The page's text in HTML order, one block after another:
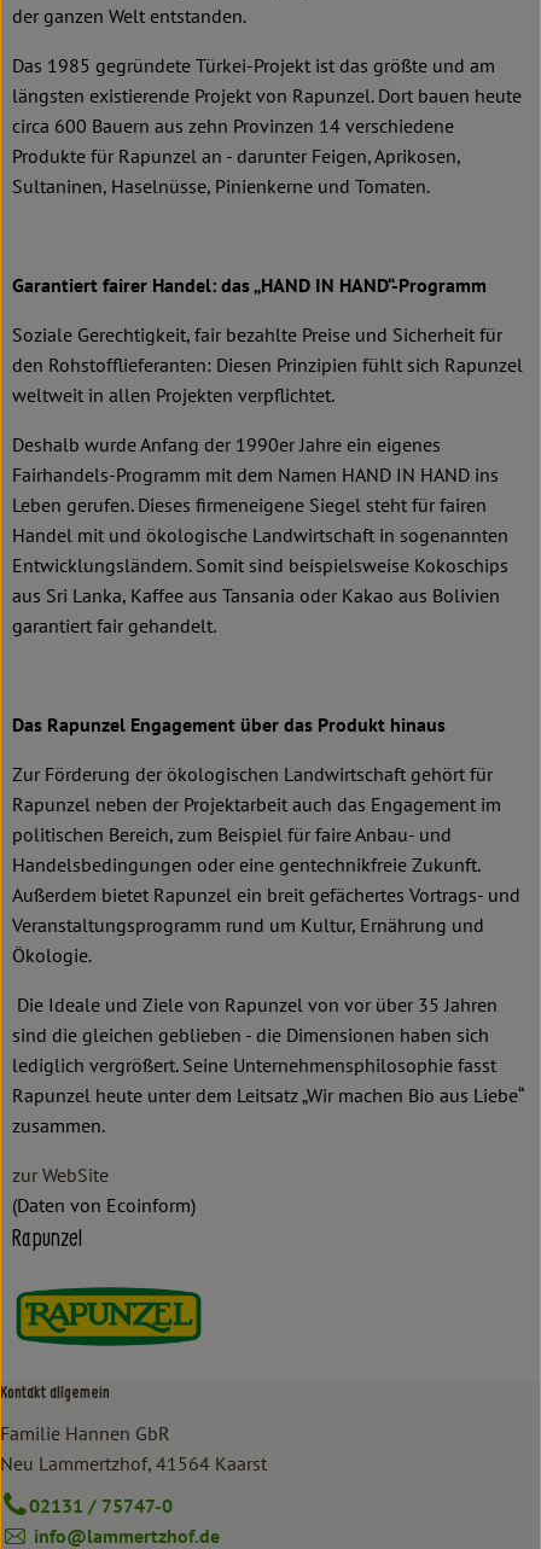
der ganzen Welt entstanden.
Das 1985 gegründete Türkei-Projekt ist das größte und am
längsten existierende Projekt von Rapunzel. Dort bauen heute
circa 600 Bauern aus zehn Provinzen 14 verschiedene
Produkte für Rapunzel an - darunter Feigen, Aprikosen,
Sultaninen, Haselnüsse, Pinienkerne und Tomaten.
Garantiert fairer Handel: das „HAND IN HAND“-Programm
Soziale Gerechtigkeit, fair bezahlte Preise und Sicherheit für
den Rohstofflieferanten: Diesen Prinzipien fühlt sich Rapunzel
weltweit in allen Projekten verpflichtet.
Deshalb wurde Anfang der 1990er Jahre ein eigenes
Fairhandels-Programm mit dem Namen HAND IN HAND ins
Leben gerufen. Dieses firmeneigene Siegel steht für fairen
Handel mit und ökologische Landwirtschaft in sogenannten
Entwicklungsländern. Somit sind beispielsweise Kokoschips
aus Sri Lanka, Kaffee aus Tansania oder Kakao aus Bolivien
garantiert fair gehandelt.
Das Rapunzel Engagement über das Produkt hinaus
Zur Förderung der ökologischen Landwirtschaft gehört für
Rapunzel neben der Projektarbeit auch das Engagement im
politischen Bereich, zum Beispiel für faire Anbau- und
Handelsbedingungen oder eine gentechnikfreie Zukunft.
Außerdem bietet Rapunzel ein breit gefächertes Vortrags- und
Veranstaltungsprogramm rund um Kultur, Ernährung und
Ökologie.
Die Ideale und Ziele von Rapunzel von vor über 35 Jahren
sind die gleichen geblieben - die Dimensionen haben sich
lediglich vergrößert. Seine Unternehmensphilosophie fasst
Rapunzel heute unter dem Leitsatz „Wir machen Bio aus Liebe“
zusammen.
zur WebSite
(Daten von Ecoinform)
Rapunzel
Kontakt allgemein
Familie Hannen GbR
Neu Lammertzhof, 41564 Kaarst
02131 / 75747-0
info@lammertzhof.de